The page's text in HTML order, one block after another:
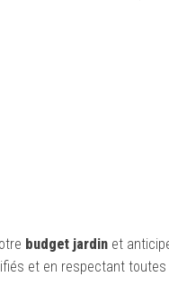
budget jardin et
et en respectant